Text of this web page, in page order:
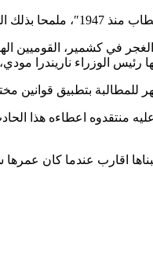
الهند وباكستان.
رئيس الوزراء
للمطالبة بتطبيق
منتقدوه اعطاءه هذا
تبناها اقارب عندما